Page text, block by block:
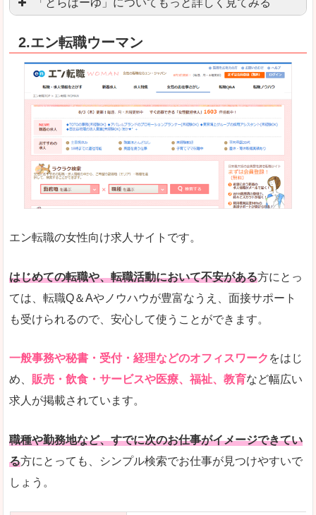
「とらばーゆ」についてもっと詳しく見てみる
良いところ
スマホアプリやソーシャルアカウントが充実して
「ファッション・ブランドページ」という検索
悪いところ
事務などのオフィスワークを探している方にとっ
専門性が強い部分があるので、逆に一般的なお仕
詳しい説明
とにかく、女性ならではの職種の専門性が高いの
また、アパレル・コスメ、エステ・ネイル・美容
人気度
専門性が高いので、これらのお仕事に転職を考
リクルートグループなので、大手という安心感も
使いやすさ
検索がしやすく、求人詳細にも画像やイラストな
2.エン転職ウーマン
エン転職の女性向け求人サイトです。
はじめての転職や、転職活動において不安がある方にとっ
ては、転職Q＆Aやノウハウが豊富なうえ、面接サポート
も受けられるので、安心して使うことができます。
一般事務や秘書・受付・経理などのオフィスワーク をはじ
め、 販売・飲食・サービスや医療、福祉、教育など幅広い
求人が掲載されています。
職種や勤務地など、すでに次のお仕事がイメージできてい
る方にとっても、シンプル検索でお仕事が見つけやすいで
しょう。